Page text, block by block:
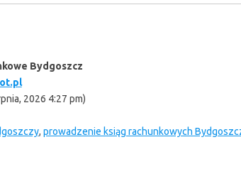
Bydgoszcz
2026 4:27 pm)
, prowadzenie ksiąg rachunkowych